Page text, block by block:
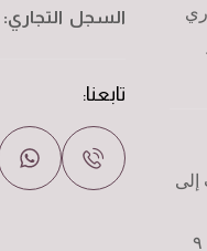
إلى
مواعيد زيارة المكتب من الساعه ٩
السجل التجاري:
تابعنا: